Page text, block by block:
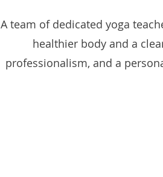
A team of dedicated yoga
healthier body and a
professionalism, and a